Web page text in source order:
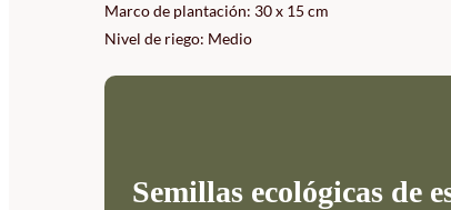
Marco de plantación: 30 x 15 cm
Nivel de riego: Medio
Semillas ecológicas